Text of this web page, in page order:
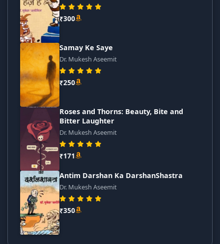
₹300
Samay Ke Saye
Dr. Mukesh Aseemit
₹250
Roses and Thorns: Beauty, Bite and
Bitter Laughter
Dr. Mukesh Aseemit
₹171
Antim Darshan Ka DarshanShastra
Dr. Mukesh Aseemit
₹350